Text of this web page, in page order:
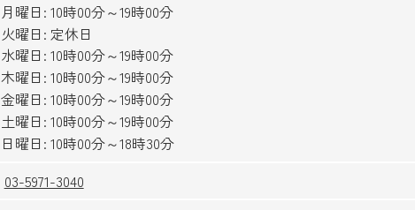
月曜日: 10時00分～19時00分
火曜日: 定休日
水曜日: 10時00分～19時00分
木曜日: 10時00分～19時00分
金曜日: 10時00分～19時00分
土曜日: 10時00分～19時00分
日曜日: 10時00分～18時30分
03-5971-3040